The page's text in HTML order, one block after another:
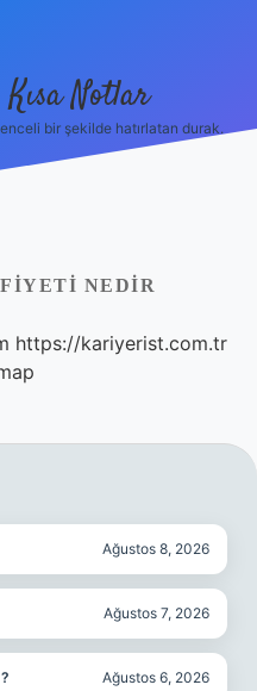
Kısa Notlar
bir şekilde hatırlatan durak.
NEDIR
https://kariyerist.com.tr
Ağustos 8, 2026
Ağustos 7, 2026
Ağustos 6, 2026